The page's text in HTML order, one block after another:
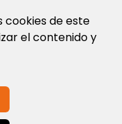
Uso de la
cookies de este
el contenido y